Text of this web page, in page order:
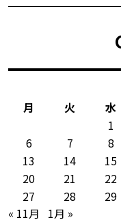
月
火 水
1
6
7 8
13
14 15
20
21 22
27
28 29
« 11月
1月 »